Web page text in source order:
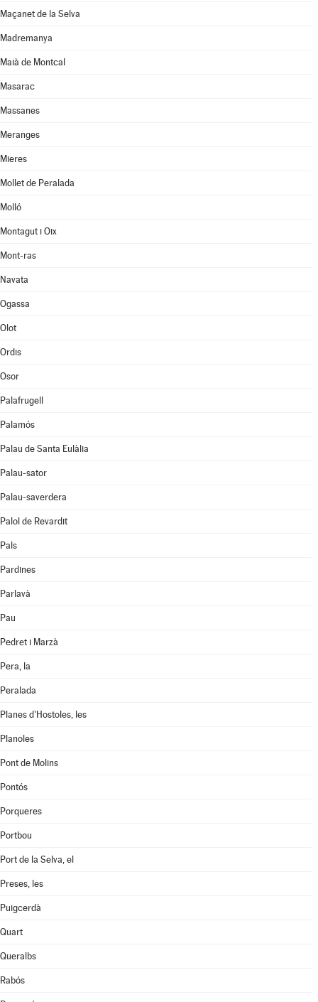
Maçanet de la Selva
Madremanya
Maià de Montcal
Masarac
Massanes
Meranges
Mieres
Mollet de Peralada
Molló
Montagut i Oix
Mont-ras
Navata
Ogassa
Olot
Ordis
Osor
Palafrugell
Palamós
Palau de Santa Eulàlia
Palau-sator
Palau-saverdera
Palol de Revardit
Pals
Pardines
Parlavà
Pau
Pedret i Marzà
Pera, la
Peralada
Planes d'Hostoles, les
Planoles
Pont de Molins
Pontós
Porqueres
Portbou
Port de la Selva, el
Preses, les
Puigcerdà
Quart
Queralbs
Rabós